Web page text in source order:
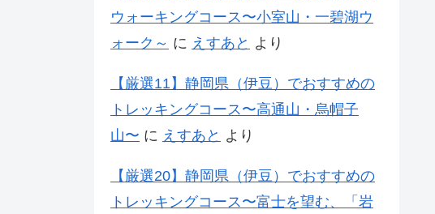
ウォーキングコース〜小室山・一碧湖ウ
ォーク～ に えすあと より
【厳選11】静岡県（伊豆）でおすすめの
トレッキングコース〜高通山・烏帽子
山〜 に えすあと より
【厳選20】静岡県（伊豆）でおすすめの
トレッキングコース〜富士を望む、「岩